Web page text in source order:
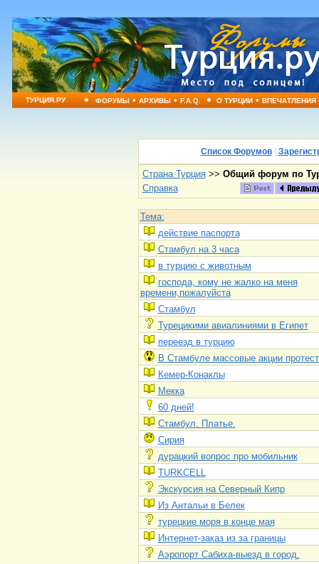
ТУРЦИЯ.РУ • ФОРУМЫ•АРХИВЫ•F.A.Q. • О ТУРЦИИ•ВПЕЧАТЛЕНИЯ
Список Форумов|
Страна Турция>> Общий форум по
Справка
Тема:
действие паспорта
Стамбул на 3 часа
в турцию с животным
господа, кому не жалко на меня
времени,пожалуйста
Стамбул
Турецикими авиалиниями в Египет
переезд в турцию
В Стамбуле массовые акции
Кемер-Конаклы
Мекка
60 дней!
Стамбул. Платье.
Сирия
дурацкий вопрос про мобильник
TURKCELL
Экскурсия на Северный Кипр
Из Антальи в Белек
турецкие моря в конце мая
Интернет-заказ из за границы
Аэропорт Сабиха-выезд в город.